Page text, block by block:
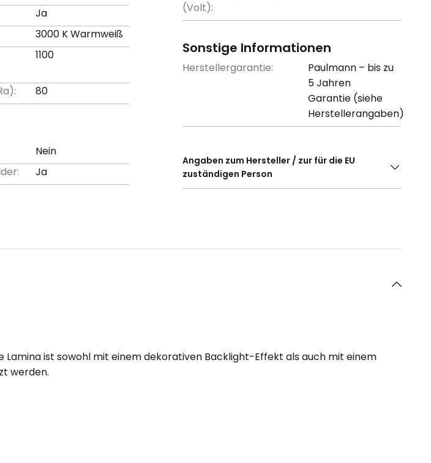
Ja
3000 K Warmweiß
1100
80
Nein
Ja
(Volt):
Sonstige Informationen
Herstellergarantie:
Paulmann – bis zu
5 Jahren
Garantie (siehe
Herstellerangaben)
Angaben zum Hersteller / zur für die EU
zuständigen Person
ist sowohl mit einem dekorativen Backlight-Effekt als auch mit einem
werden.